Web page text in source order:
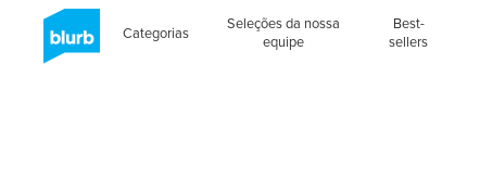
Categorias
Seleções da nossa
equipe
Best-
sellers